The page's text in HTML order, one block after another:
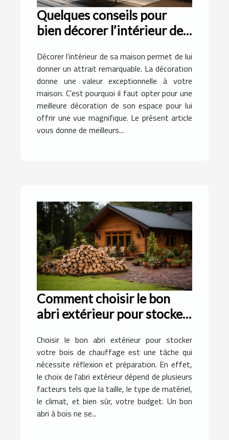
Quelques conseils pour
bien décorer l’intérieur de
Décorer l’intérieur de sa maison permet de lui
donner un attrait remarquable. La décoration
donne une valeur exceptionnelle à votre
maison. C’est pourquoi il faut opter pour une
meilleure décoration de son espace pour lui
offrir une vue magnifique. Le présent article
vous donne de meilleurs...
Comment choisir le bon
abri extérieur pour stocker
Choisir le bon abri extérieur pour stocker
votre bois de chauffage est une tâche qui
nécessite réflexion et préparation. En effet,
le choix de l'abri extérieur dépend de plusieurs
facteurs tels que la taille, le type de matériel,
le climat, et bien sûr, votre budget. Un bon
abri à bois ne se...